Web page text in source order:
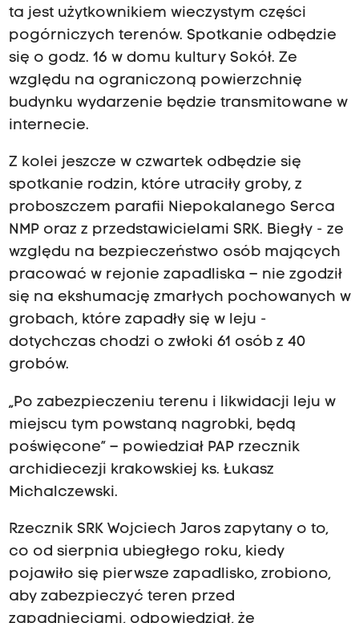
ta jest użytkownikiem wieczystym części
pogórniczych terenów. Spotkanie odbędzie
się o godz. 16 w domu kultury Sokół. Ze
względu na ograniczoną powierzchnię
budynku wydarzenie będzie transmitowane w
internecie.
Z kolei jeszcze w czwartek odbędzie się
spotkanie rodzin, które utraciły groby, z
proboszczem parafii Niepokalanego Serca
NMP oraz z przedstawicielami SRK. Biegły - ze
względu na bezpieczeństwo osób mających
pracować w rejonie zapadliska – nie zgodził
się na ekshumację zmarłych pochowanych w
grobach, które zapadły się w leju -
dotychczas chodzi o zwłoki 61 osób z 40
grobów.
„Po zabezpieczeniu terenu i likwidacji leju w
miejscu tym powstaną nagrobki, będą
poświęcone” – powiedział PAP rzecznik
archidiecezji krakowskiej ks. Łukasz
Michalczewski.
Rzecznik SRK Wojciech Jaros zapytany o to,
co od sierpnia ubiegłego roku, kiedy
pojawiło się pierwsze zapadlisko, zrobiono,
aby zabezpieczyć teren przed
zapadnięciami, odpowiedział, że